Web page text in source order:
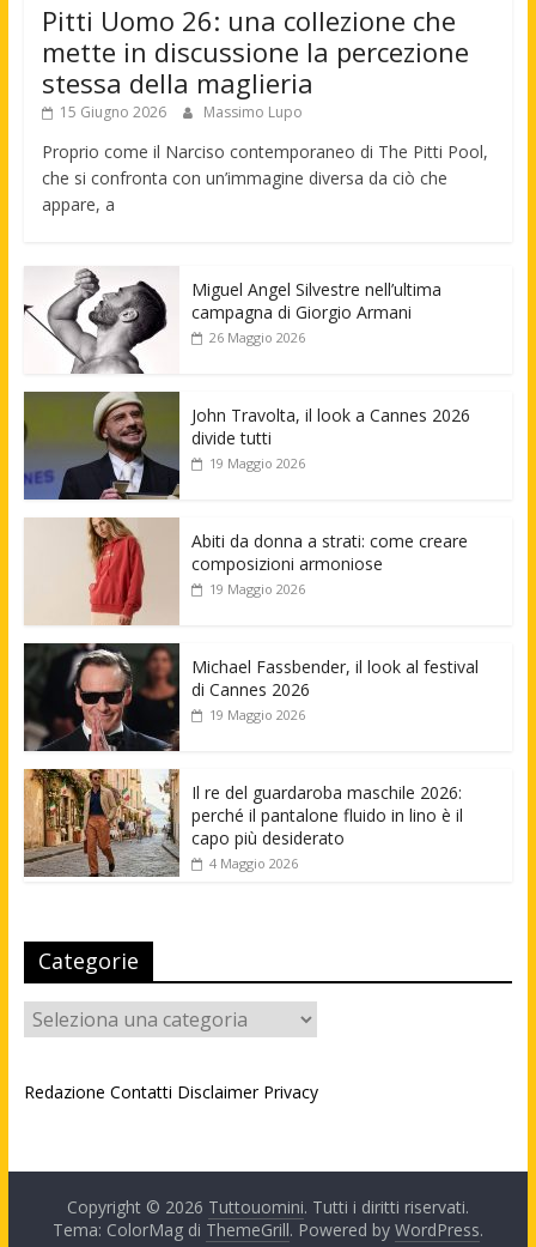
Pitti Uomo 26: una collezione che
mette in discussione la percezione
stessa della maglieria
15 Giugno 2026 Massimo Lupo
Proprio come il Narciso contemporaneo di The Pitti Pool,
che si confronta con un’immagine diversa da ciò che
appare, a
Miguel Angel Silvestre nell’ultima
campagna di Giorgio Armani
26 Maggio 2026
John Travolta, il look a Cannes 2026
divide tutti
19 Maggio 2026
Abiti da donna a strati: come creare
composizioni armoniose
19 Maggio 2026
Michael Fassbender, il look al festival
di Cannes 2026
19 Maggio 2026
Il re del guardaroba maschile 2026:
perché il pantalone fluido in lino è il
capo più desiderato
4 Maggio 2026
Categorie
Categorie
Redazione Contatti Disclaimer Privacy
Copyright © 2026 Tuttouomini. Tutti i diritti riservati.
Tema: ColorMag di ThemeGrill. Powered by WordPress.